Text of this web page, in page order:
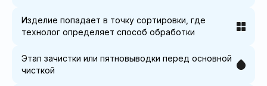
Изделие попадает в точку сортировки, где
технолог определяет способ обработки
Этап зачистки или пятновыводки перед основной
чисткой